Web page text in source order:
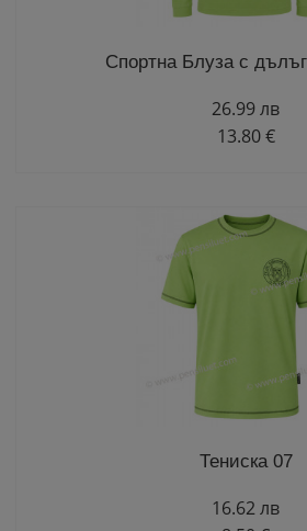
Спортна Блуза с
26.99 лв
13.80 €
Тениска 07
16.62 лв